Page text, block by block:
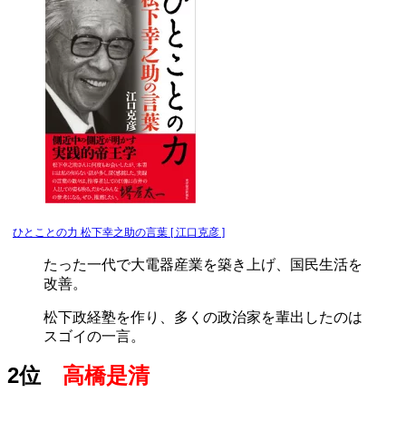
ひとことの力 松下幸之助の言葉 [ 江口克彦 ]
たった一代で大電器産業を築き上げ、国民生活を
改善。
松下政経塾を作り、多くの政治家を輩出したのは
スゴイの一言。
2位 高橋是清